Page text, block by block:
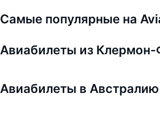
Самые популярные на
Авиабилеты из
Авиабилеты в Австралию